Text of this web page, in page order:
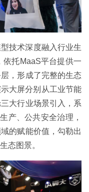
技术深度融入行业生
依托MaaS平台提供一
，形成了完整的生态
大屏分别从工业节能
大行业场景引入，系
产、公共安全治理，
的赋能价值，勾勒出
态图景。